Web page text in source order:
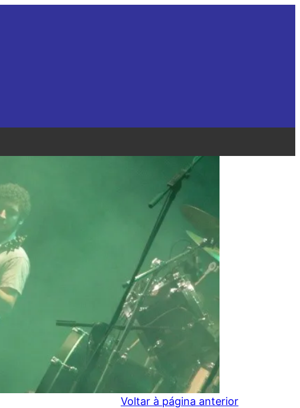
Voltar à página anterior